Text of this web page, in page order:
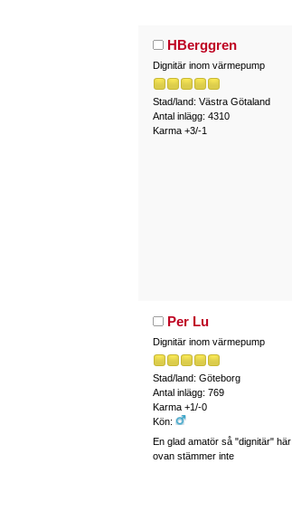
HBerggren
Dignitär inom värmepump
Stad/land: Västra Götaland
Antal inlägg: 4310
Karma +3/-1
Per Lu
Dignitär inom värmepump
Stad/land: Göteborg
Antal inlägg: 769
Karma +1/-0
Kön:
En glad amatör så "dignitär" här
ovan stämmer inte